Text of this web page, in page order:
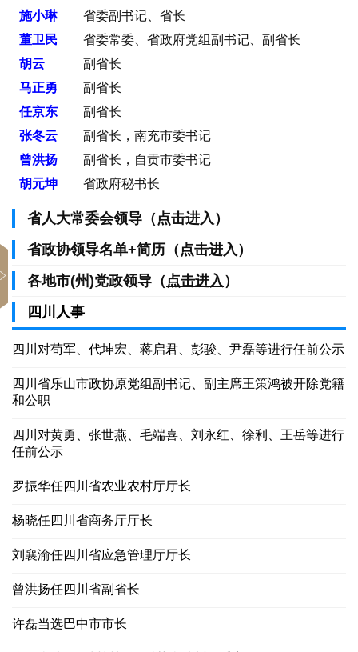
施小琳
省委副书记、省长
董卫民
省委常委、省政府党组副书记、副省长
胡云
副省长
马正勇
副省长
任京东
副省长
张冬云
副省长，南充市委书记
曾洪扬
副省长，自贡市委书记
胡元坤
省政府秘书长
省人大常委会领导（点击进入）
省政协领导名单+简历（点击进入）
各地市(州)党政领导（ 点击进入）
四川人事
四川对苟军、代坤宏、蒋启君、彭骏、尹磊等进行任前公示
四川省乐山市政协原党组副书记、副主席王策鸿被开除党籍
和公职
四川对黄勇、张世燕、毛端喜、刘永红、徐利、王岳等进行
任前公示
罗振华任四川省农业农村厅厅长
杨晓任四川省商务厅厅长
刘襄渝任四川省应急管理厅厅长
曾洪扬任四川省副省长
许磊当选巴中市市长